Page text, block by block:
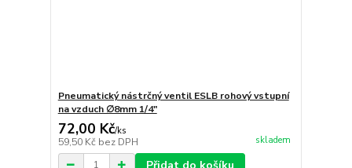
Pneumatický nástrčný ventil ESLB rohový vstupní
na vzduch ∅8mm 1/4"
72,00 Kč/ks
59,50 Kč bez DPH skladem
Přidat do košíku